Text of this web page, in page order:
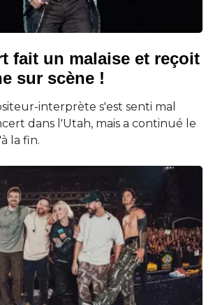
fait un malaise et reçoit
sur scène !
interprète s'est senti mal
dans l'Utah, mais a continué le
la fin.